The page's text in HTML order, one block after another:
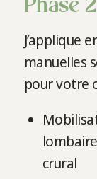
Phase
J’applique
manuelles
pour votre
crural